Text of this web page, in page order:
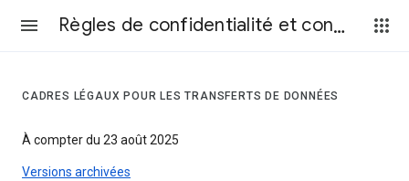
Règles de confidentialité et conditions d’utilisation
CADRES LÉGAUX POUR LES TRANSFERTS DE DONNÉES
À compter du 23 août 2025
Versions archivées